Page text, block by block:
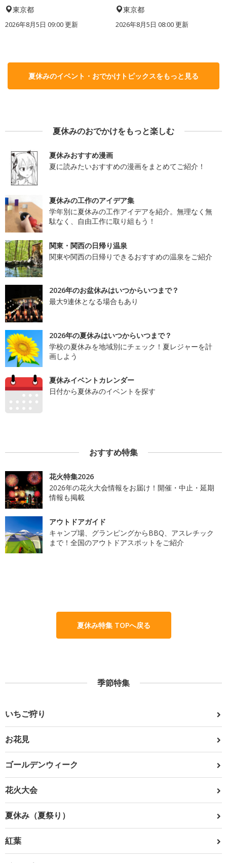
東京都
2026年8月5日 09:00更新
東京都
2026年8月5日 08:00更新
夏休みのイベント・おでかけトピックスをもっと見る
夏休みのおでかけをもっと楽しむ
夏休みおすすめ漫画
夏に読みたいおすすめの漫画をまとめてご紹介！
夏休みの工作のアイデア集
学年別に夏休みの工作アイデアを紹介。無理なく無
駄なく、自由工作に取り組もう！
関東・関西の日帰り温泉
関東や関西の日帰りできるおすすめの温泉をご紹介
2026年のお盆休みはいつからいつまで？
最大9連休となる場合もあり
2026年の夏休みはいつからいつまで？
学校の夏休みを地域別にチェック！夏レジャーを計
画しよう
夏休みイベントカレンダー
日付から夏休みのイベントを探す
おすすめ特集
花火特集2026
2026年の花火大会情報をお届け！開催・中止・延期
情報も掲載
アウトドアガイド
キャンプ場、グランピングからBBQ、アスレチック
まで！全国のアウトドアスポットをご紹介
夏休み特集 TOPへ戻る
季節特集
いちご狩り
お花見
ゴールデンウィーク
花火大会
夏休み（夏祭り）
紅葉